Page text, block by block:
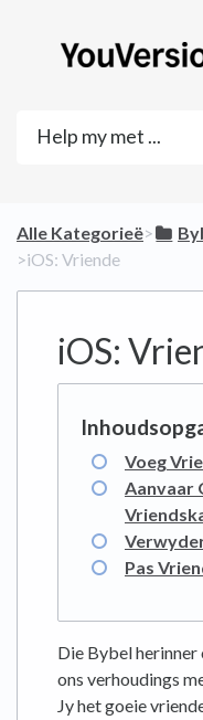
Alle Kategorieë​>​
>​ iOS: Vriende
iOS:
Voeg
Aanvaar
Pas
Die Bybel herinner
ons verhoudings
Jy het goeie